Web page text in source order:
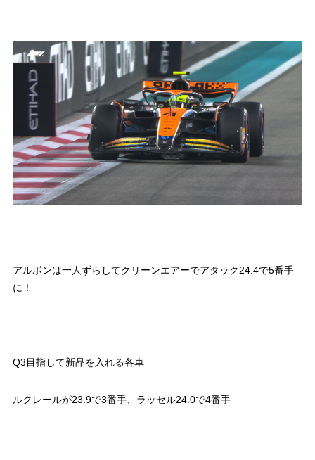
アルボンは一人ずらしてクリーンエアーでアタック24.4で5番手
に！
Q3目指して新品を入れる各車
ルクレールが23.9で3番手、ラッセル24.0で4番手